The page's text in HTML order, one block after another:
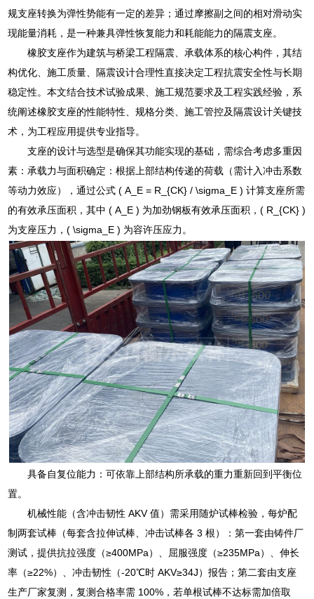
规支座转换为弹性势能有一定的差异；通过摩擦副之间的相对滑动实
现能量消耗，是一种兼具弹性恢复能力和耗能能力的隔震支座。
橡胶支座作为建筑与桥梁工程隔震、承载体系的核心构件，其结
构优化、施工质量、隔震设计合理性直接决定工程抗震安全性与长期
稳定性。本文结合技术试验成果、施工规范要求及工程实践经验，系
统阐述橡胶支座的性能特性、规格分类、施工管控及隔震设计关键技
术，为工程应用提供专业指导。
支座的设计与选型是确保其功能实现的基础，需综合考虑多重因
素：承载力与面积确定：根据上部结构传递的荷载（需计入冲击系数
等动力效应），通过公式 ( A_E = R_{CK} / \sigma_E ) 计算支座所需
的有效承压面积，其中 ( A_E ) 为加劲钢板有效承压面积，( R_{CK} )
为支座压力，( \sigma_E ) 为容许压应力。
具备自复位能力：可依靠上部结构所承载的重力重新回到平衡位
置。
机械性能（含冲击韧性 AKV 值）需采用随炉试棒检验，每炉配
制两套试棒（每套含拉伸试棒、冲击试棒各 3 根）：第一套由铸件厂
测试，提供抗拉强度（≥400MPa）、屈服强度（≥235MPa）、伸长
率（≥22%）、冲击韧性（-20℃时 AKV≥34J）报告；第二套由支座
生产厂家复测，复测合格率需 100%，若单根试棒不达标需加倍取